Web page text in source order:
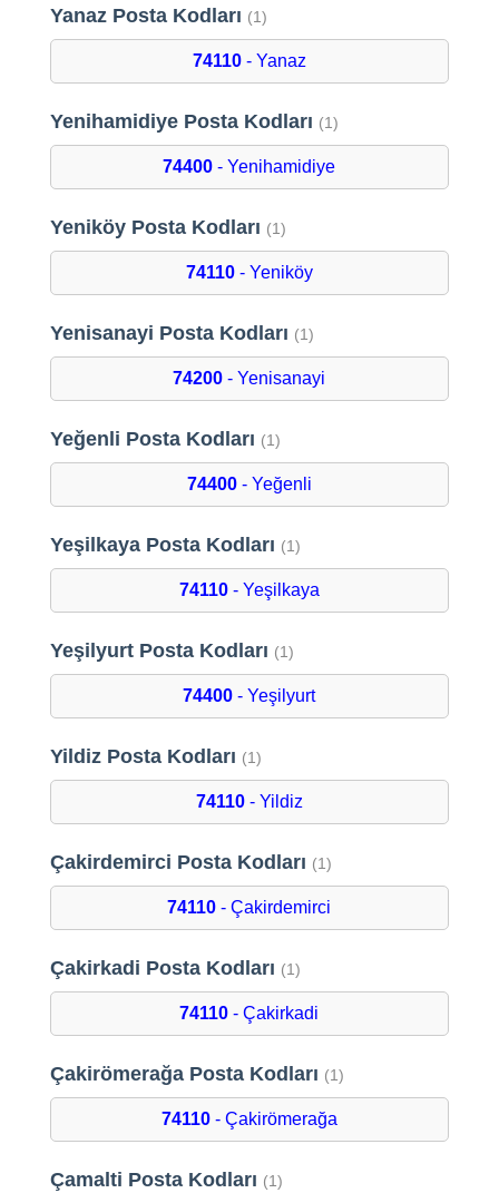
Yanaz Posta Kodları (1)
74110- Yanaz
Yenihamidiye Posta Kodları (1)
74400 - Yenihamidiye
Yeniköy Posta Kodları (1)
74110- Yeniköy
Yenisanayi Posta Kodları (1)
74200 - Yenisanayi
Yeğenli Posta Kodları (1)
74400- Yeğenli
Yeşilkaya Posta Kodları (1)
74110- Yeşilkaya
Yeşilyurt Posta Kodları (1)
74400 - Yeşilyurt
Yildiz Posta Kodları (1)
74110- Yildiz
Çakirdemirci Posta Kodları (1)
74110 - Çakirdemirci
Çakirkadi Posta Kodları (1)
74110 - Çakirkadi
Çakirömerağa Posta Kodları (1)
74110- Çakirömerağa
Çamalti Posta Kodları (1)